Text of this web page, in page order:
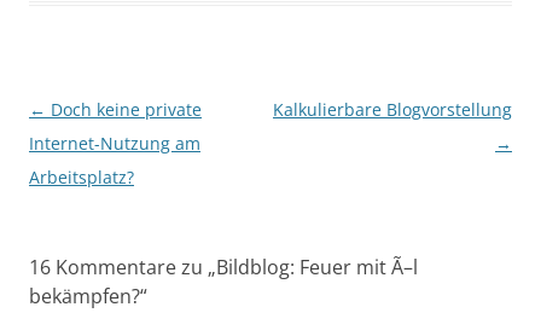
Beitragsnavigation
← Doch keine private
Internet-Nutzung am
Arbeitsplatz?
Kalkulierbare Blogvorstellung
→
16 Kommentare zu „Bildblog: Feuer mit Ã–l
bekämpfen?“